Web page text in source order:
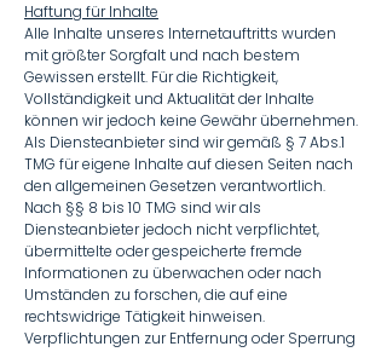
Haftung für Inhalte
Alle Inhalte unseres Internetauftritts wurden
mit größter Sorgfalt und nach bestem
Gewissen erstellt. Für die Richtigkeit,
Vollständigkeit und Aktualität der Inhalte
können wir jedoch keine Gewähr übernehmen.
Als Diensteanbieter sind wir gemäß § 7 Abs.1
TMG für eigene Inhalte auf diesen Seiten nach
den allgemeinen Gesetzen verantwortlich.
Nach §§ 8 bis 10 TMG sind wir als
Diensteanbieter jedoch nicht verpflichtet,
übermittelte oder gespeicherte fremde
Informationen zu überwachen oder nach
Umständen zu forschen, die auf eine
rechtswidrige Tätigkeit hinweisen.
Verpflichtungen zur Entfernung oder Sperrung